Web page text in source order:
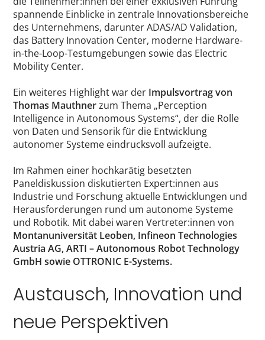
spannende Einblicke in zentrale Innovationsbereiche
des Unternehmens, darunter ADAS/AD Validation,
das Battery Innovation Center, moderne Hardware-
in-the-Loop-Testumgebungen sowie das Electric
Mobility Center.
Ein weiteres Highlight war der Impulsvortrag von
Thomas Mauthnerzum Thema „Perception
Intelligence in Autonomous Systems“, der die Rolle
von Daten und Sensorik für die Entwicklung
autonomer Systeme eindrucksvoll aufzeigte.
Im Rahmen einer hochkarätig besetzten
Paneldiskussion diskutierten Expert:innen aus
Industrie und Forschung aktuelle Entwicklungen und
Herausforderungen rund um autonome Systeme
und Robotik. Mit dabei waren Vertreter:innen von
Montanuniversität Leoben, Infineon Technologies
Austria AG,ARTI – Autonomous Robot Technology
GmbH sowie OTTRONIC E-Systems.
Austausch, Innovation und
neue Perspektiven